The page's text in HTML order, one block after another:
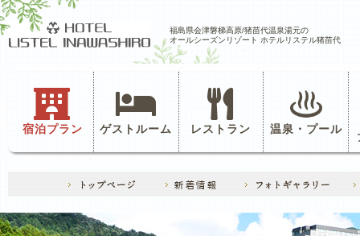
福島県会津磐梯高原/猪苗代温泉湯元の
オールシーズンリゾート ホテルリステル猪苗代
宿泊プラン ゲストルーム レストラン 温泉・プール